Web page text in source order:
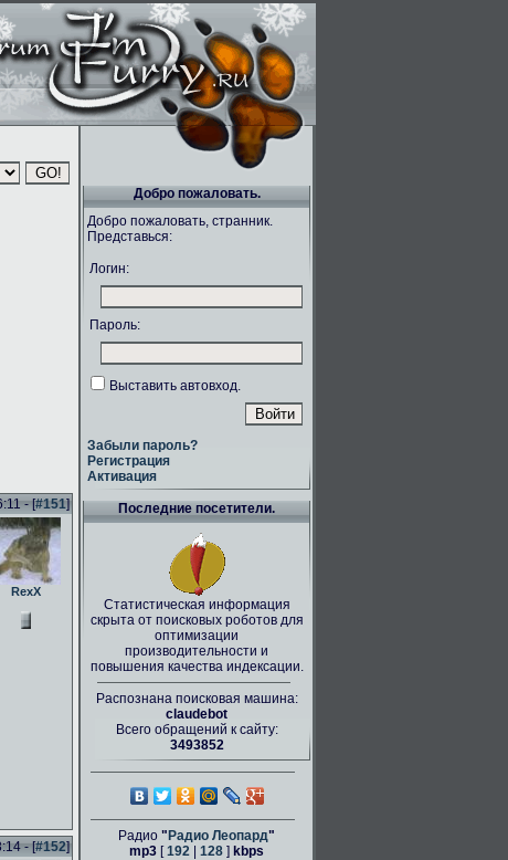
- [#151]
RexX
- [#152]
Добро пожаловать.
Добро пожаловать, странник.
Представься:
Логин:
Пароль:
Выставить автовход.
Забыли пароль?
Регистрация
Активация
Последние посетители.
Статистическая информация
скрыта от поисковых роботов для
оптимизации
производительности и
повышения качества индексации.
Распознана поисковая машина:
claudebot
Всего обращений к сайту:
3493852
Радио " Радио Леопард"
mp3 [192 128 ] kbps